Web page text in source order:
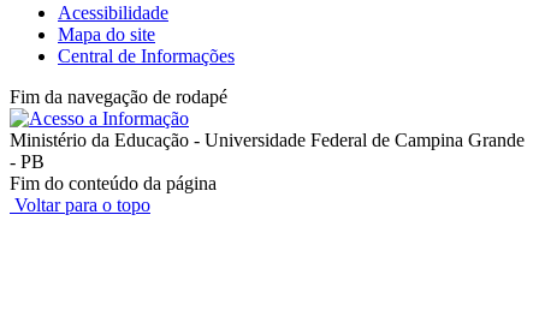
Acessibilidade
Mapa do site
Central de Informações
Fim da navegação de rodapé
Ministério da Educação - Universidade Federal de Campina Grande
- PB
Fim do conteúdo da página
Voltar para o topo